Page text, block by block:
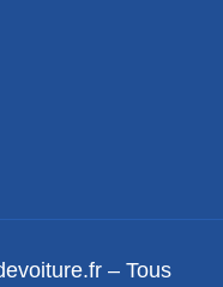
– Tous